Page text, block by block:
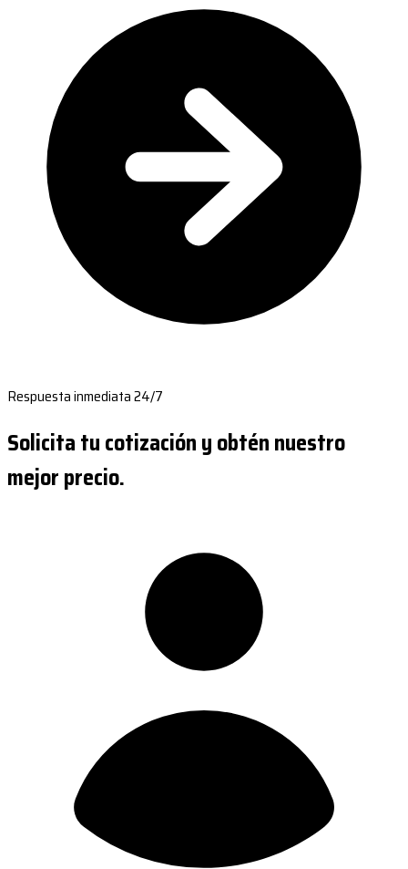
Respuesta inmediata 24/7
Solicita tu cotización y obtén nuestro
mejor precio.